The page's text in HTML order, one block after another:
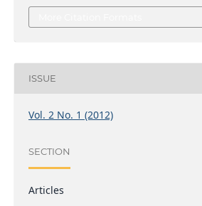
ISSUE
Vol. 2 No. 1 (2012)
SECTION
Articles